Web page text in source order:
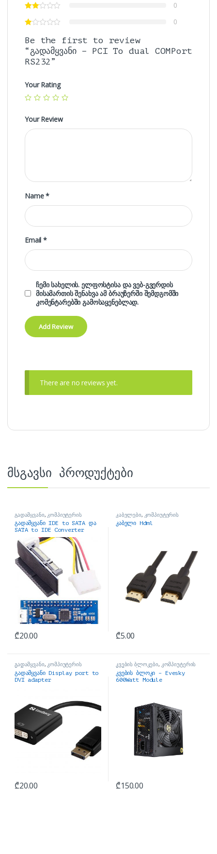
0
0
Be the first to review
“გადამყვანი – PCI To dual COMPort
RS232”
Your Rating
Your Review
Name*
Email*
ჩემი სახელის. ელფოსტისა და ვებ-გვერდის
მისამართის შენახვა ამ ბრაუზერში შემდგომში
კომენტარებში გამოსაყენებლად.
There are no reviews yet.
მსგავსი პროდუქტები
გადამყვანი, კომპიუტერის
ნაწილები
გადამყვანი IDE to SATA და
SATA to IDE Converter
Adapter For PC
₾20.00
კაბელები, კომპიუტერის
ნაწილები
კაბელი Hdml
₾5.00
გადამყვანი,კომპიუტერის
ნაწილები
გადამყვანი Display port to
DVI adapter
₾20.00
კვების ბლოკები, კომპიუტერის
ნაწილები
კვების ბლოკი – Evesky
600Watt Module
₾150.00